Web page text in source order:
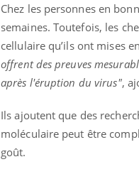
Chez les personnes en
semaines. Toutefois, les
cellulaire qu’ils ont mises
offrent des preuves
après l'éruption du virus",
Ils ajoutent que des
moléculaire peut être
goût.